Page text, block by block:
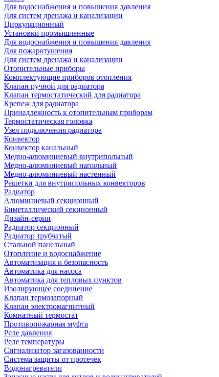
Для водоснабжения и повышения давления
Для систем дренажа и канализации
Циркуляционный
Установки промышленные
Для водоснабжения и повышения давления
Для пожаротушения
Для систем дренажа и канализации
Отопительные приборы
Комплектующие приборов отопления
Клапан ручной для радиатора
Клапан термостатический для радиатора
Крепеж для радиатора
Принадлежность к отопительным приборам
Термостатическая головка
Узел подключения радиатора
Конвектор
Конвектор канальный
Медно-алюминиевый внутрипольный
Медно-алюминиевый напольный
Медно-алюминиевый настенный
Решетки для внутрипольных конвекторов
Радиатор
Алюминиевый секционный
Биметаллический секционный
Дизайн-серии
Радиатор секционный
Радиатор трубчатый
Стальной панельный
Отопление и водоснабжение
Автоматизация и безопасность
Автоматика для насоса
Автоматика для тепловых пунктов
Изолирующее соединение
Клапан термозапорный
Клапан электромагнитный
Комнатный термостат
Противопожарная муфта
Реле давления
Реле температуры
Сигнализатор загазованности
Система защиты от протечек
Водонагреватели